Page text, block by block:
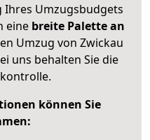
Ihres Umzugsbudgets
eine breite Palette an
Umzug von Zwickau
uns behalten Sie die
können Sie